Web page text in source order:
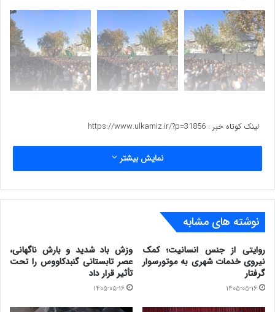
عکس – نیما بهرامی
www.ulkamiz.ir
لینک کوتاه خبر : https://www.ulkamiz.ir/?p=31856
نمایش بیشتر
نوشته های مشابه
روایتی از جنس انسانیت؛ کمک
نیروی خدمات شهری به موتورسوار
گرفتار
۱۴۰۵-۰۵-۱۶
وزش باد شدید و بارش ناگهانی،
عصر تابستانی گنبدکاووس را تحت
تأثیر قرار داد
۱۴۰۵-۰۵-۱۶